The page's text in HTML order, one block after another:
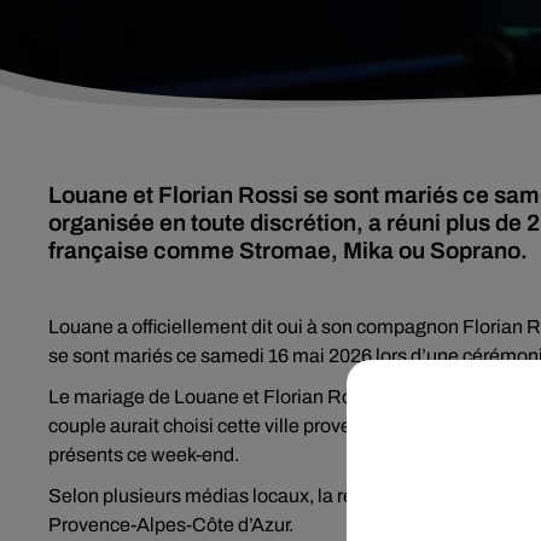
Louane et Florian Rossi se sont mariés ce
organisée en toute discrétion, a réuni plus de
française comme Stromae, Mika ou Soprano.
Louane a officiellement dit oui à son compagnon Florian
se sont mariés ce samedi 16 mai 2026 lors d’une
Le mariage de Louane et Florian Rossi s’est déroulé
couple aurait choisi cette ville provençale pour son
présents ce week-end.
Selon plusieurs médias locaux, la réception se serait
Provence-Alpes-Côte d’Azur.